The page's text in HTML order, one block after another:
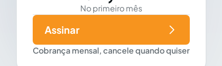
No primeiro mês
Cobrança mensal, cancele quando quiser
Assinar